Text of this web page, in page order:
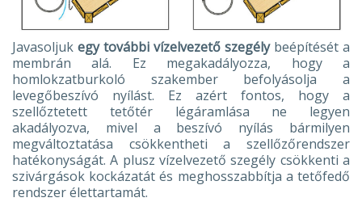
Javasoljuk egy további vízelvezető szegélybeépítését a
membrán alá. Ez megakadályozza, hogy a
homlokzatburkoló szakember befolyásolja a
levegőbeszívó nyílást. Ez azért fontos, hogy a
szellőztetett tetőtér légáramlása ne legyen
akadályozva, mivel a beszívó nyílás bármilyen
megváltoztatása csökkentheti a szellőzőrendszer
hatékonyságát. A plusz vízelvezető szegély csökkenti a
szivárgások kockázatát és meghosszabbítja a tetőfedő
rendszer élettartamát.